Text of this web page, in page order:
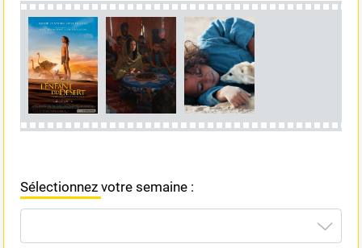
Sélectionnez votre semaine :